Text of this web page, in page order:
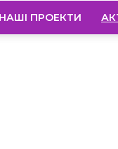
НАШІ ПРОЕКТИ